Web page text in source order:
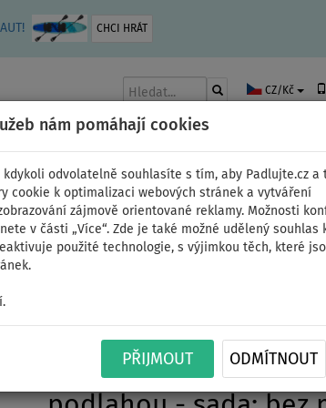
CHCI HRÁT
nám pomáhají cookies
kdykoli odvolatelně souhlasíte s tím, aby Padlujte.cz a
cookie k optimalizaci webových stránek a vytváření
zájmově orientované reklamy. Možnosti
v části „Více“. Zde je také možné udělený souhlas
použité technologie, s výjimkou těch, které
PŘIJMOUT ODMÍTNOUT
CZ/Kč
MOTORY PÁDLA PLACHTY OBLEČENÍ
Člun AQUA MARINA A-
88850WD -